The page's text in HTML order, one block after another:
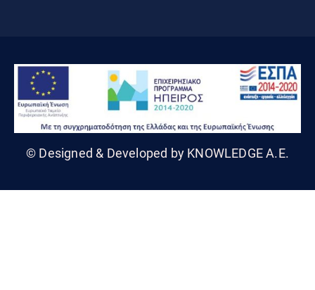
© Designed & Developed by KNOWLEDGE A.E.